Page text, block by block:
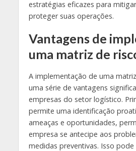
estratégias eficazes para
proteger suas operações.
Vantagens de
uma matriz de
A implementação de uma
uma série de vantagens
empresas do setor logístico.
permite uma identificação
ameaças e oportunidades,
empresa se antecipe aos
medidas preventivas. Isso